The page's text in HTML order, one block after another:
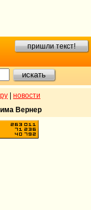
пришли текст!
новости
Вернер